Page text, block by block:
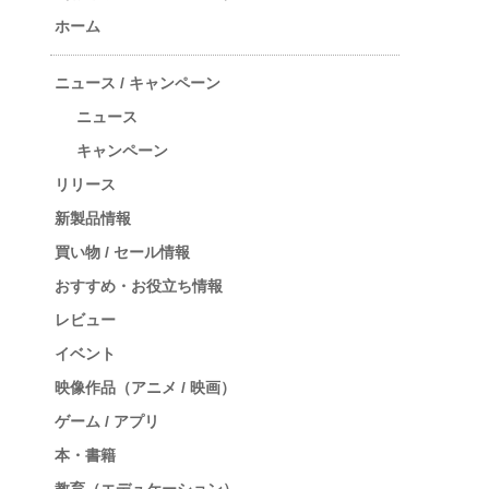
ホーム
ニュース / キャンペーン
ニュース
キャンペーン
リリース
新製品情報
買い物 / セール情報
おすすめ・お役立ち情報
レビュー
イベント
映像作品（アニメ / 映画）
ゲーム / アプリ
本・書籍